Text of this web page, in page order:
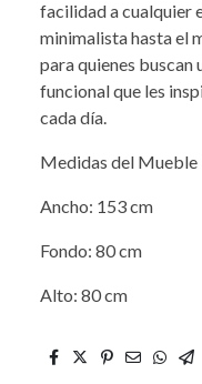
facilidad a cualquier
minimalista hasta el
para quienes buscan
funcional que les
cada día.
Medidas del Mueble
Ancho: 153 cm
Fondo: 80 cm
Alto: 80 cm